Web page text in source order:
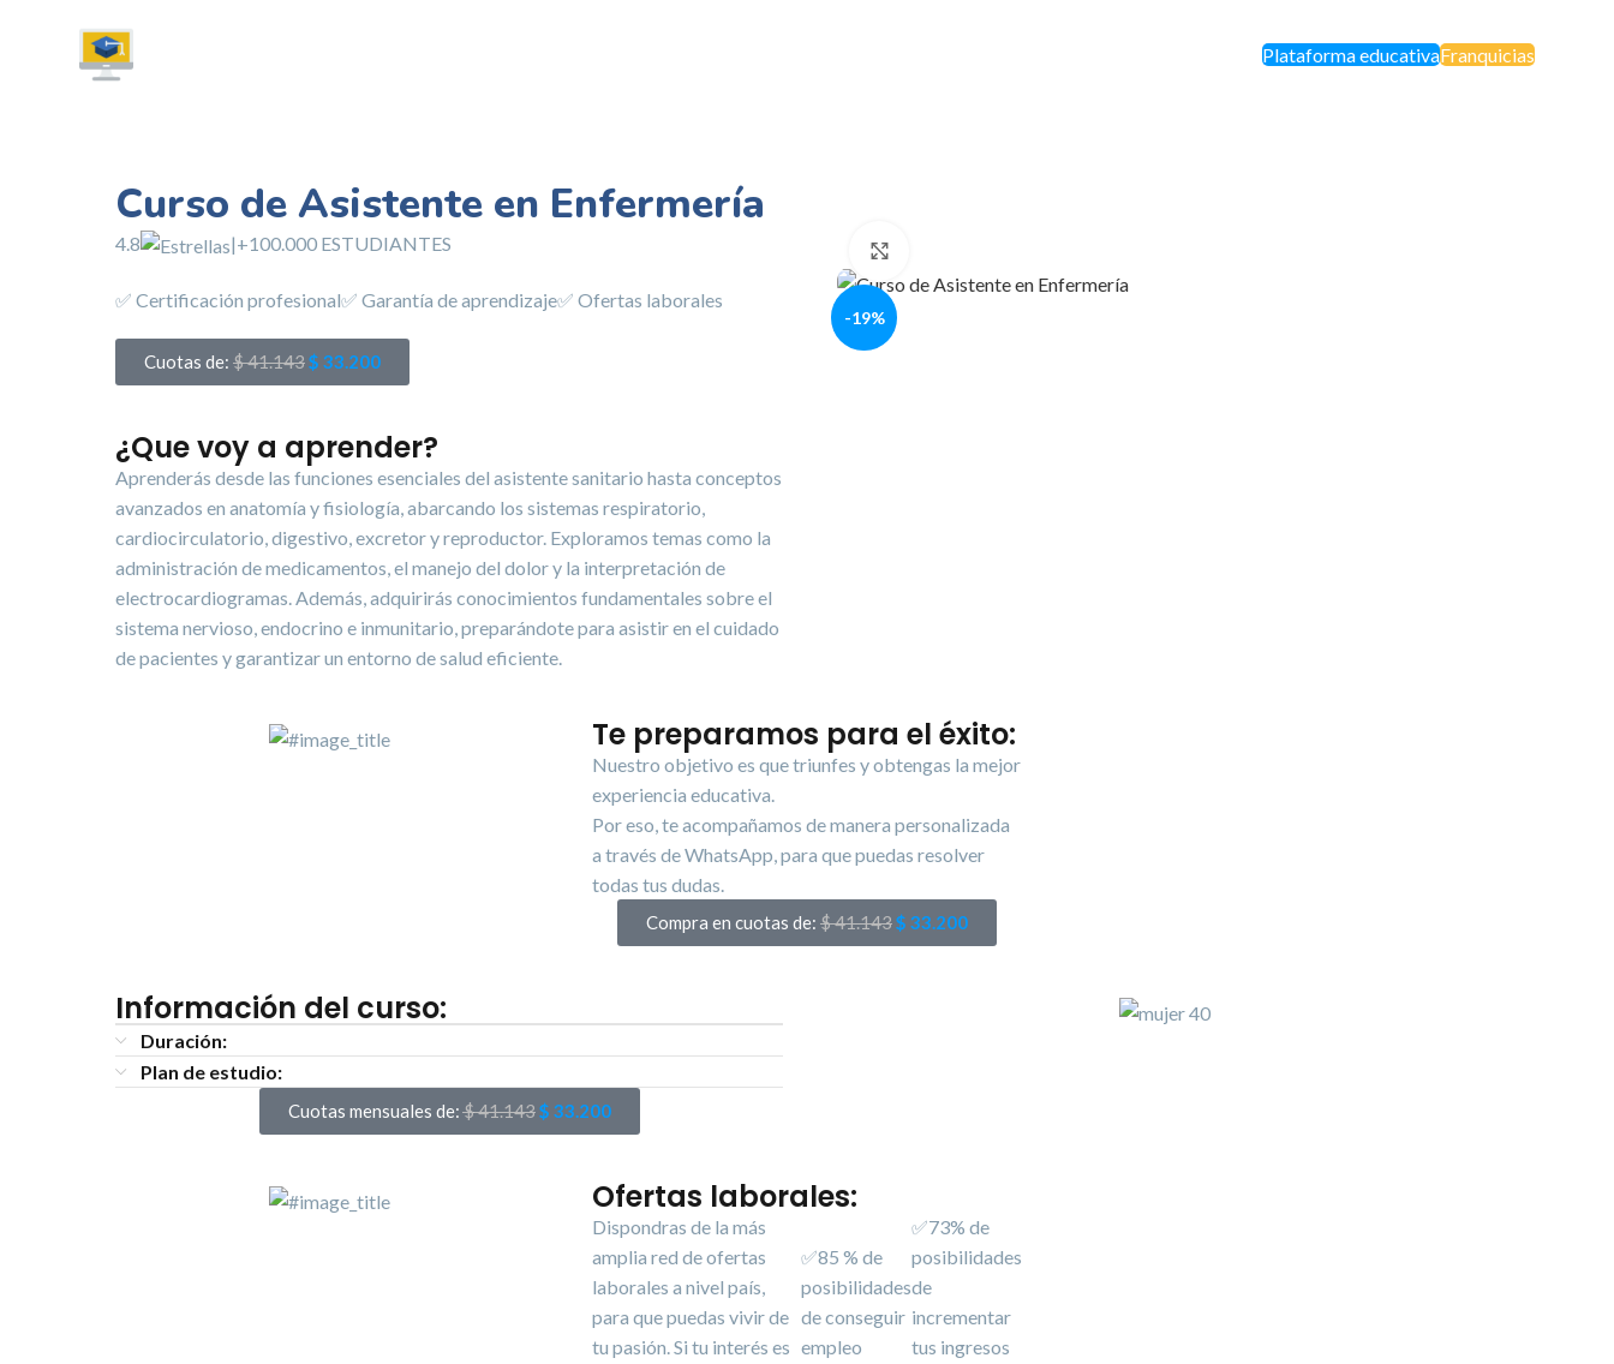
Plataforma educativaFranquicias
Curso de Asistente en Enfermería
4.8 |+100.000 ESTUDIANTES
✅ Certificación profesional✅ Garantía de aprendizaje✅ Ofertas laborales
Cuotas de: $41.143$ 33.200
-19%
¿Que voy a aprender?
Aprenderás desde las funciones esenciales del asistente sanitario hasta conceptos
avanzados en anatomía y fisiología, abarcando los sistemas respiratorio,
cardiocirculatorio, digestivo, excretor y reproductor. Exploramos temas como la
administración de medicamentos, el manejo del dolor y la interpretación de
electrocardiogramas. Además, adquirirás conocimientos fundamentales sobre el
sistema nervioso, endocrino e inmunitario, preparándote para asistir en el cuidado
de pacientes y garantizar un entorno de salud eficiente.
Te preparamos para el éxito:
Nuestro objetivo es que triunfes y obtengas la mejor
experiencia educativa.
Por eso, te acompañamos de manera personalizada
a través de WhatsApp, para que puedas resolver
todas tus dudas.
Compra en cuotas de: $41.143$ 33.200
Información del curso:
Duración:
Plan de estudio:
Cuotas mensuales de:$41.143$ 33.200
Ofertas laborales:
Dispondras de la más
amplia red de ofertas
laborales a nivel país,
para que puedas vivir de
tu pasión. Si tu interés es
✅85 % de
posibilidades
de conseguir
empleo
✅73% de
posibilidades
de
incrementar
tus ingresos